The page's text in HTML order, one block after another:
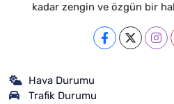
kadar zengin ve özgün bir
Hava Durumu
Trafik Durumu